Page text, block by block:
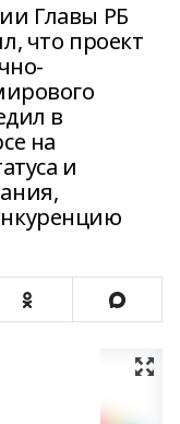
Главы РБ
что проект
в
на
и